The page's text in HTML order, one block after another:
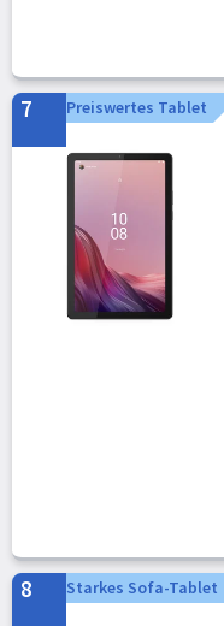
7 Preiswertes Tablet
8 Starkes Sofa-Tablet